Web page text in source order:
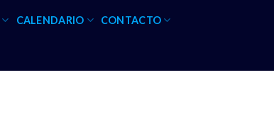
CALENDARIO CONTACTO